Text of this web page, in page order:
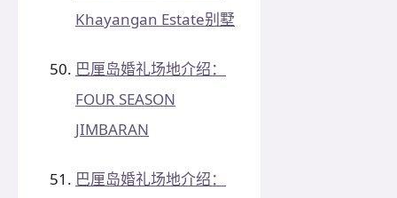
Khayangan Estate别墅
巴厘岛婚礼场地介绍：
FOUR SEASON
JIMBARAN
巴厘岛婚礼场地介绍：